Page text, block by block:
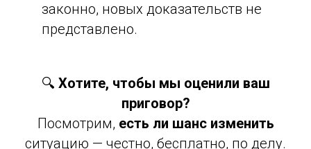
законно, новых доказательств не
представлено.
🔍 Хотите, чтобы мы оценили ваш
приговор?
Посмотрим, есть ли шанс изменить
ситуацию — честно, бесплатно, по делу.